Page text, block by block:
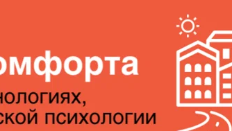
Реклама в «Ъ» www.kommersant.ru/ad